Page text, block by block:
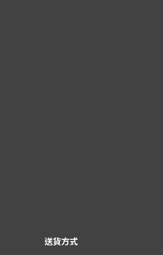
送貨方式